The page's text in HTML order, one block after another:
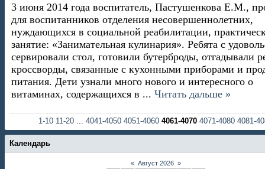
3 июня 2014 года воспитатель, Пастушенкова Е.М.,
для воспитанников отделения несовершеннолетних,
нуждающихся в социальной реабилитации,
занятие: «Занимательная кулинария». Ребята с
сервировали стол, готовили бутерброды, отгадывали
кроссворды, связанные с кухонными приборами и
питания. Дети узнали много нового и интересного о
витаминах, содержащихся в ... Читать дальше »
1-10 11-20 4041-4050 4051-4060 4061-4070 4071-4080 4081-
Календарь
« Август 2026 »